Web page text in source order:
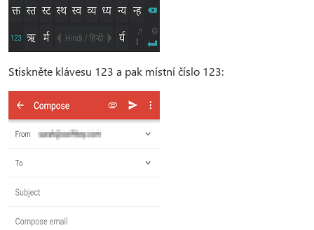
Stiskněte klávesu 123 a pak místní číslo 123: